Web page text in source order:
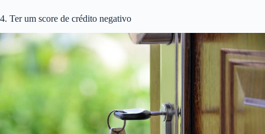
4. Ter um score de crédito negativo